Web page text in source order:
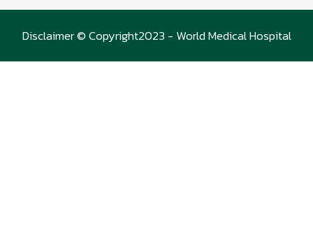
Disclaimer © Copyright2023 - World Medical Hospital